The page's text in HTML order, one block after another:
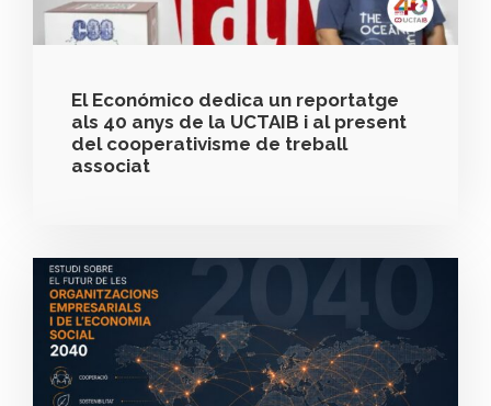
El Económico dedica un reportatge
als 40 anys de la UCTAIB i al present
del cooperativisme de treball
associat